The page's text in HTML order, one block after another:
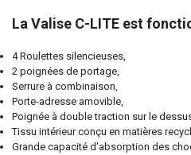
La Valise C-LITE est
4 Roulettes silencieuses,
2 poignées de portage,
Serrure à combinaison,
Porte-adresse amovible,
Poignée à double traction sur le
Tissu intérieur conçu en matières
Grande capacité d'absorption des